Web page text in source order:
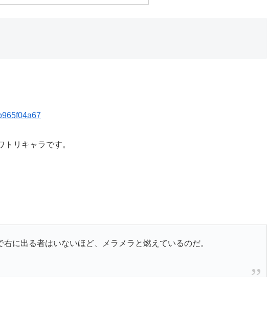
リキャラです。
に出る者はいないほど、メラメラと燃えているのだ。